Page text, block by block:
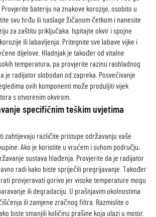
bateriju na znakove korozije, osobito u
svu hrđu ili naslage žičanom četkom i nanesite
za zaštitu priključaka. Ispitajte okvir i spojne
ili labavljenja. Pritegnite sve labave vijke i
dijelove. Hladnjak je također od vitalne
temperatura, pa provjerite razinu rashladnog
je radijator slobodan od zapreka. Posvećivanje
ovih komponenti može produljiti vijek
s otvorenim okvirom.
specifičnim teškim uvjetima
zahtijevaju različite pristupe održavanju vaše
Ako je koristite u vrućem i suhom području,
sustava hlađenja. Provjerite da je radijator
radi kako biste spriječili pregrijavanje. Također
provjeravati gorivo jer visoke temperature mogu
ili degradaciju. U prašnjavim okolnostima
ili zamjene zračnog filtra. Razmislite o
biste smanjili količinu prašine koja ulazi u motor.